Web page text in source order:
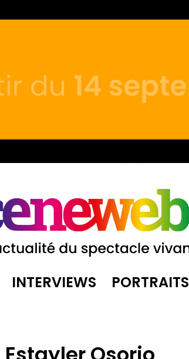
INTERVIEWS PORTRAITS